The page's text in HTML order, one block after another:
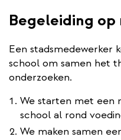
Begeleiding op
Een stadsmedewerker
school om samen het
onderzoeken.
We starten met een
school al rond
We maken samen